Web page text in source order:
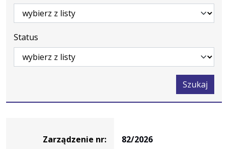
Status
Szukaj
Zarządzenie nr:
82/2026